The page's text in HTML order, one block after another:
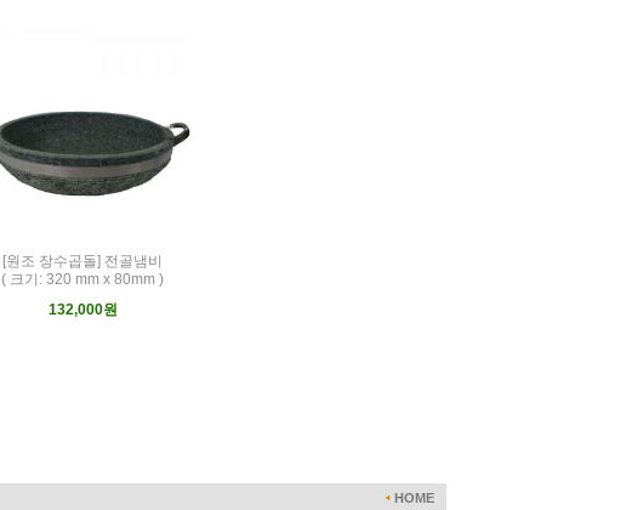
[원조 장수곱돌] 전골냄비
( 크기: 320 mm x 80mm )
132,000원
HOME